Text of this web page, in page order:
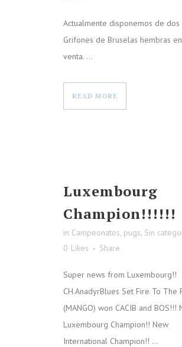
Actualmente disponemos de dos
Grifones de Bruselas hembras en
venta. ...
READ MORE
Luxembourg
Champion!!!!!!
in Campeonatos, pugs, Sin
0 Likes Share
Super news from Luxembourg!!
CH.AnadyrBlues Set Fire To The
(MANGO) won CACIB and BOS!!!
Luxembourg Champion!! New
International Champion!! ...